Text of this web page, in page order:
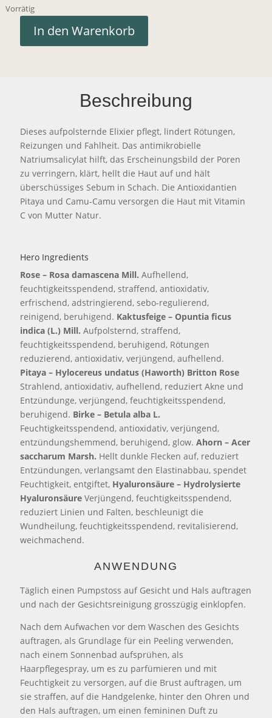
Vorrätig
In den Warenkorb
Beschreibung
Dieses aufpolsternde Elixier pflegt, lindert Rötungen,
Reizungen und Fahlheit. Das antimikrobielle
Natriumsalicylat hilft, das Erscheinungsbild der Poren
zu verringern, klärt, hellt die Haut auf und hält
überschüssiges Sebum in Schach. Die Antioxidantien
Pitaya und Camu-Camu versorgen die Haut mit Vitamin
C von Mutter Natur.
Hero Ingredients
Rose – Rosa damascena Mill.Aufhellend,
feuchtigkeitsspendend, straffend, antioxidativ,
erfrischend, adstringierend, sebo-regulierend,
reinigend, beruhigend. Kaktusfeige – Opuntia ficus
indica (L.) Mill. Aufpolsternd, straffend,
feuchtigkeitsspendend, beruhigend, Rötungen
reduzierend, antioxidativ, verjüngend, aufhellend.
Pitaya – Hylocereus undatus (Haworth) Britton Rose
Strahlend, antioxidativ, aufhellend, reduziert Akne und
Entzündunge, verjüngend, feuchtigkeitsspendend,
beruhigend. Birke – Betula alba L.
Feuchtigkeitsspendend, antioxidativ, verjüngend,
entzündungshemmend, beruhigend, glow.Ahorn – Acer
saccharum Marsh. Hellt dunkle Flecken auf, reduziert
Entzündungen, verlangsamt den Elastinabbau, spendet
Feuchtigkeit, entgiftet, Hyaluronsäure – Hydrolysierte
Hyaluronsäure Verjüngend, feuchtigkeitsspendend,
reduziert Linien und Falten, beschleunigt die
Wundheilung, feuchtigkeitsspendend, revitalisierend,
weichmachend.
ANWENDUNG
Täglich einen Pumpstoss auf Gesicht und Hals auftragen
und nach der Gesichtsreinigung grosszügig einklopfen.
Nach dem Aufwachen vor dem Waschen des Gesichts
auftragen, als Grundlage für ein Peeling verwenden,
nach einem Sonnenbad aufsprühen, als
Haarpflegespray, um es zu parfümieren und mit
Feuchtigkeit zu versorgen, auf die Brust auftragen, um
sie straffen, auf die Handgelenke, hinter den Ohren und
den Hals auftragen, um einen femininen Duft zu